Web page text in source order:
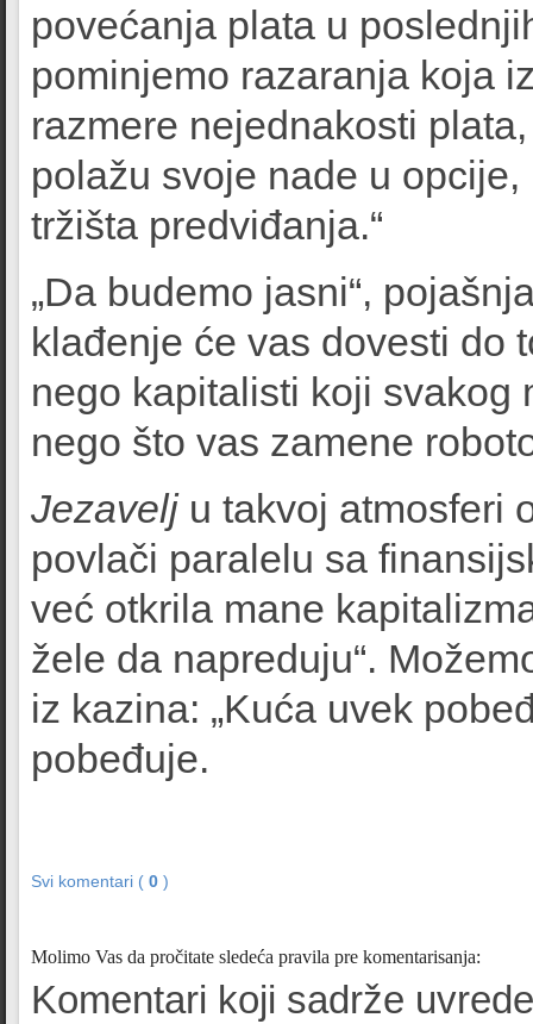
povećanja plata u
pominjemo razaranja koja
razmere nejednakosti
polažu svoje nade u
tržišta predviđanja.“
„Da budemo jasni“,
klađenje će vas dovesti do
nego kapitalisti koji svakog
nego što vas zamene
Jezavelju takvoj atmosferi
povlači paralelu sa
već otkrila mane
žele da napreduju“.
iz kazina: „Kuća uvek
pobeđuje.
Svi komentari ( 0 )
Molimo Vas da pročitate sledeća pravila pre komentarisanja:
Komentari koji sadrže